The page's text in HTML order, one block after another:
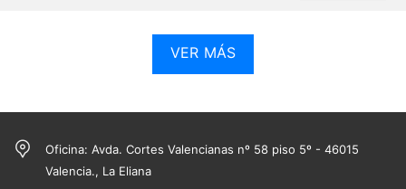
VER MÁS
Oficina: Avda. Cortes Valencianas nº 58 piso 5º - 46015
Valencia., La Eliana